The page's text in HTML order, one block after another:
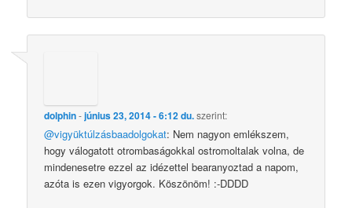
dolphin-június 23, 2014 - 6:12 du.szerint:
@vigyüktúlzásbaadolgokat: Nem nagyon emlékszem,
hogy válogatott otrombaságokkal ostromoltalak volna, de
mindenesetre ezzel az idézettel bearanyoztad a napom,
azóta is ezen vigyorgok. Köszönöm! :-DDDD